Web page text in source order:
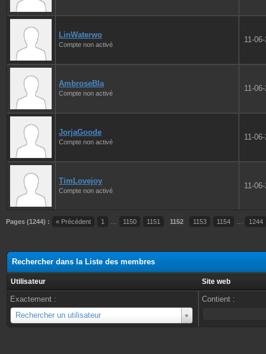
LinWaterwo
Compte non activé
11-
AmbroseBla
Compte non activé
11-
JorjaGoode
Compte non activé
11-
TimLovejoy
Compte non activé
11-
Pages (1244) : « Précédent 1 1150 1151 1152 1153 1154 1244
Rechercher dans la Liste des membres
Utilisateur Site web
Exactement :
Rechercher un utilisateur
Utilisateur
Contient :